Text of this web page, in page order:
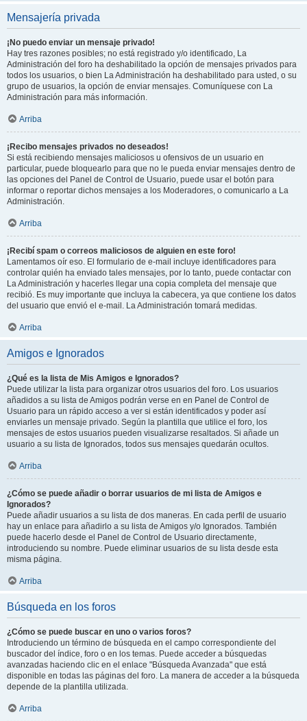
Mensajería privada
¡No puedo enviar un mensaje privado!
Hay tres razones posibles; no está registrado y/o identificado, La
Administración del foro ha deshabilitado la opción de mensajes privados para
todos los usuarios, o bien La Administración ha deshabilitado para usted, o su
grupo de usuarios, la opción de enviar mensajes. Comuníquese con La
Administración para más información.
Arriba
¡Recibo mensajes privados no deseados!
Si está recibiendo mensajes maliciosos u ofensivos de un usuario en
particular, puede bloquearlo para que no le pueda enviar mensajes dentro de
las opciones del Panel de Control de Usuario, puede usar el botón para
informar o reportar dichos mensajes a los Moderadores, o comunicarlo a La
Administración.
Arriba
¡Recibí spam o correos maliciosos de alguien en este foro!
Lamentamos oír eso. El formulario de e-mail incluye identificadores para
controlar quién ha enviado tales mensajes, por lo tanto, puede contactar con
La Administración y hacerles llegar una copia completa del mensaje que
recibió. Es muy importante que incluya la cabecera, ya que contiene los datos
del usuario que envió el e-mail. La Administración tomará medidas.
Arriba
Amigos e Ignorados
¿Qué es la lista de Mis Amigos e Ignorados?
Puede utilizar la lista para organizar otros usuarios del foro. Los usuarios
añadidos a su lista de Amigos podrán verse en en Panel de Control de
Usuario para un rápido acceso a ver si están identificados y poder así
enviarles un mensaje privado. Según la plantilla que utilice el foro, los
mensajes de estos usuarios pueden visualizarse resaltados. Si añade un
usuario a su lista de Ignorados, todos sus mensajes quedarán ocultos.
Arriba
¿Cómo se puede añadir o borrar usuarios de mi lista de Amigos e
Ignorados?
Puede añadir usuarios a su lista de dos maneras. En cada perfil de usuario
hay un enlace para añadirlo a su lista de Amigos y/o Ignorados. También
puede hacerlo desde el Panel de Control de Usuario directamente,
introduciendo su nombre. Puede eliminar usuarios de su lista desde esta
misma página.
Arriba
Búsqueda en los foros
¿Cómo se puede buscar en uno o varios foros?
Introduciendo un término de búsqueda en el campo correspondiente del
buscador del índice, foro o en los temas. Puede acceder a búsquedas
avanzadas haciendo clic en el enlace "Búsqueda Avanzada" que está
disponible en todas las páginas del foro. La manera de acceder a la búsqueda
depende de la plantilla utilizada.
Arriba